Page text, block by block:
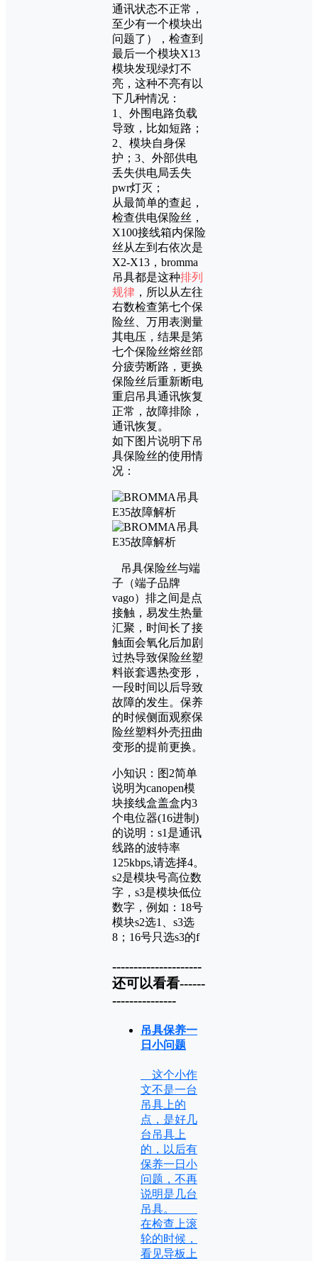
通讯状态不正常，
至少有一个模块出
问题了），检查到
最后一个模块X13
模块发现绿灯不
亮，这种不亮有以
下几种情况：
1、外围电路负载
导致，比如短路；
2、模块自身保
护；3、外部供电
丢失供电局丢失
pwr灯灭；
从最简单的查起，
检查供电保险丝，
X100接线箱内保险
丝从左到右依次是
X2-X13，bromma
吊具都是这种排列
规律 ，所以从左往
右数检查第七个保
险丝、万用表测量
其电压，结果是第
七个保险丝熔丝部
分疲劳断路，更换
保险丝后重新断电
重启吊具通讯恢复
正常，故障排除，
通讯恢复。
如下图片说明下吊
具保险丝的使用情
况：
吊具保险丝与端
子（端子品牌
vago）排之间是点
接触，易发生热量
汇聚，时间长了接
触面会氧化后加剧
过热导致保险丝塑
料嵌套遇热变形，
一段时间以后导致
故障的发生。保养
的时候侧面观察保
险丝塑料外壳扭曲
变形的提前更换。
小知识：图2简单
说明为canopen模
块接线盒盖盒内3
个电位器(16进制)
的说明：s1是通讯
线路的波特率
125kbps,请选择4。
s2是模块号高位数
字，s3是模块低位
数字，例如：18号
模块s2选1、s3选
8；16号只选s3的f
---------------------
还可以看看------
---------------
吊具保养一
日小问题
这个小作
文不是一台
吊具上的
点，是好几
台吊具上
的，以后有
保养一日小
问题，不再
说明是几台
吊具。
在检查上滚
轮的时候，
看见导板上